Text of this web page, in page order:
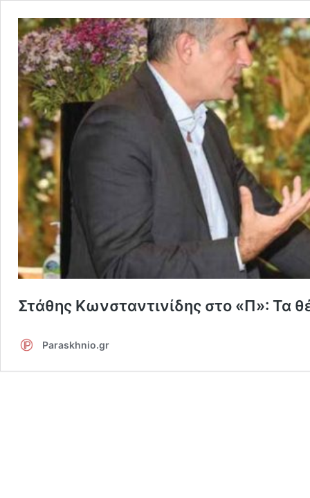
Στάθης Κωνσταντινίδης στο «Π»: Τα
Paraskhnio.gr